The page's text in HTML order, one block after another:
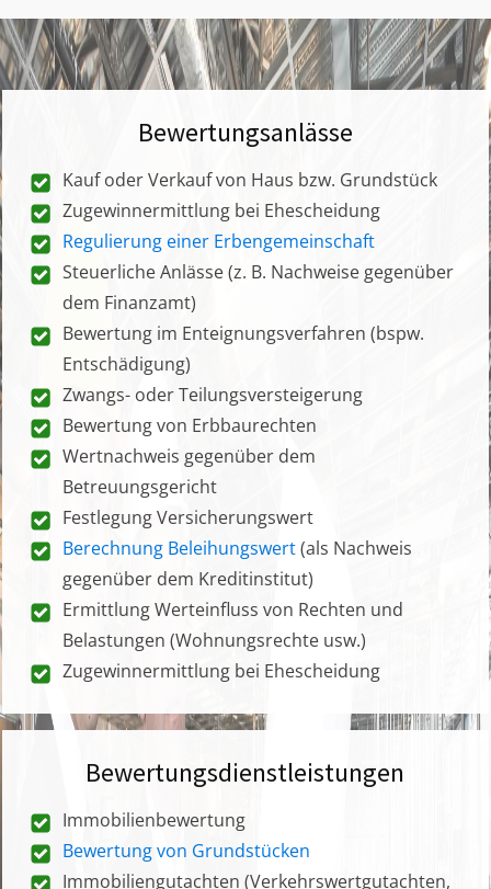
Bewertungsanlässe
Kauf oder Verkauf von Haus bzw. Grundstück
Zugewinnermittlung bei Ehescheidung
Regulierung einer Erbengemeinschaft
Steuerliche Anlässe (z. B. Nachweise gegenüber
dem Finanzamt)
Bewertung im Enteignungsverfahren (bspw.
Entschädigung)
Zwangs- oder Teilungsversteigerung
Bewertung von Erbbaurechten
Wertnachweis gegenüber dem
Betreuungsgericht
Festlegung Versicherungswert
Berechnung Beleihungswert(als Nachweis
gegenüber dem Kreditinstitut)
Ermittlung Werteinfluss von Rechten und
Belastungen (Wohnungsrechte usw.)
Zugewinnermittlung bei Ehescheidung
Bewertungsdienstleistungen
Immobilienbewertung
Bewertung von Grundstücken
Immobiliengutachten (Verkehrswertgutachten,